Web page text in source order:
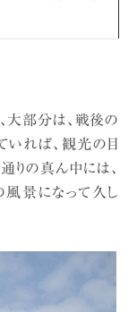
大部分は、戦後の
いれば、観光の目
りの真ん中には、
風景になって久し